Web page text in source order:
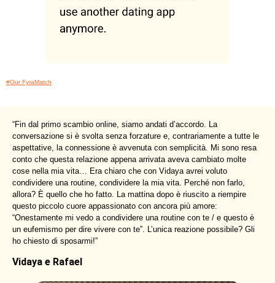
#Our FyraMatch
“Fin dal primo scambio online, siamo andati d’accordo. La
conversazione si è svolta senza forzature e, contrariamente a tutte le
aspettative, la connessione è avvenuta con semplicità. Mi sono resa
conto che questa relazione appena arrivata aveva cambiato molte
cose nella mia vita… Era chiaro che con Vidaya avrei voluto
condividere una routine, condividere la mia vita. Perché non farlo,
allora? È quello che ho fatto. La mattina dopo è riuscito a riempire
questo piccolo cuore appassionato con ancora più amore:
“Onestamente mi vedo a condividere una routine con te / e questo è
un eufemismo per dire vivere con te”. L’unica reazione possibile? Gli
ho chiesto di sposarmi!”
Vidaya e Rafael